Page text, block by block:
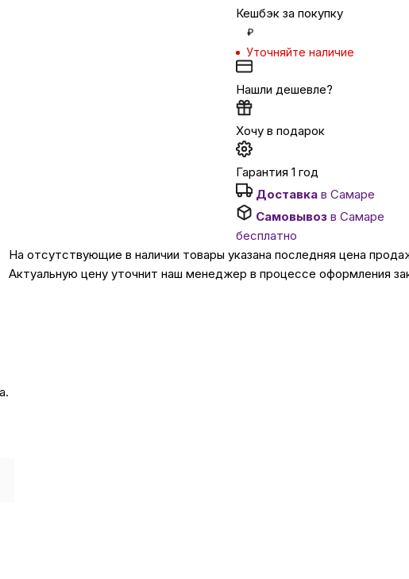
Автомобильные аксессуары
Сервисный центр Apple в Самаре
Подарочные сертификаты
Аудио
Кешбэк за покупку
₽
Уточняйте наличие
Нашли дешевле?
Хочу в подарок
Гарантия 1 год
Доставка в Самаре
Самовывоз в Самаре
бесплатно
На отсутствующие в наличии товары указана последняя цена
Актуальную цену уточнит наш менеджер в процессе оформления